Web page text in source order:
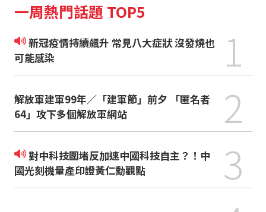
一周熱門話題 TOP5
新冠疫情持續飆升 常見八大症狀 沒發燒也
可能感染
1
解放軍建軍99年／「建軍節」前夕 「匿名者
64」攻下多個解放軍網站
2
對中科技圍堵反加速中國科技自主？！中
國光刻機量產印證黃仁勳觀點
3